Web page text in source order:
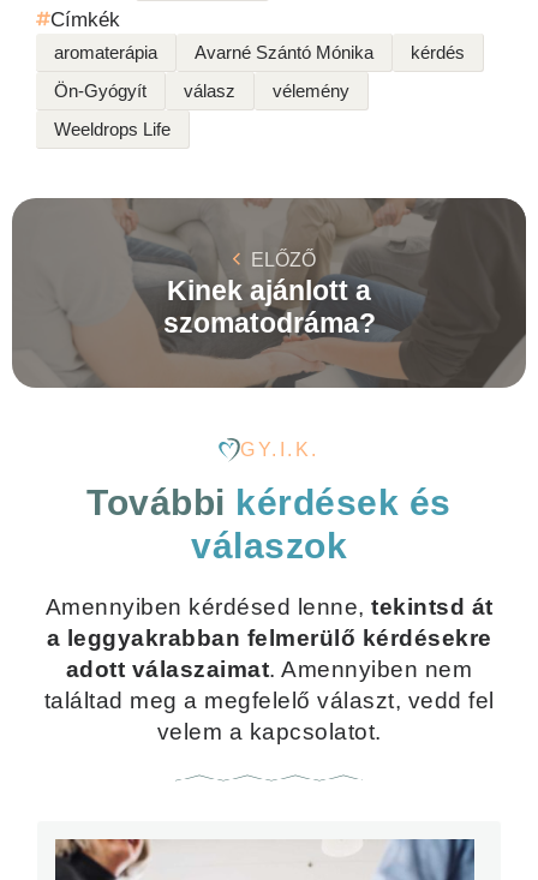
Címkék
aromaterápia Avarné Szántó Mónika
kérdés
Ön-Gyógyít
válasz
vélemény
Weeldrops Life
ELŐZŐ
Kinek ajánlott a
szomatodráma?
GY.I.K.
További kérdések és
válaszok
Amennyiben kérdésed lenne, tekintsd át
a leggyakrabban felmerülő kérdésekre
adott válaszaimat. Amennyiben nem
találtad meg a megfelelő választ, vedd fel
velem a kapcsolatot.